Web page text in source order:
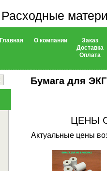
Расходные
Главная О компании
Заказ
Доставка
Оплата
Бумага для ЭКГ
ЦЕНЫ
Актуальные цены